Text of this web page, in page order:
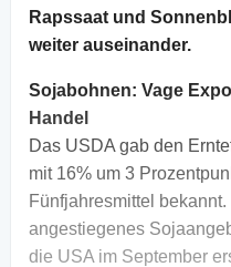
Rapssaat und
weiter auseinander.
Sojabohnen: Vage
Handel
Das USDA gab den
mit 16% um 3
Fünfjahresmittel
angestiegenes
die USA im September